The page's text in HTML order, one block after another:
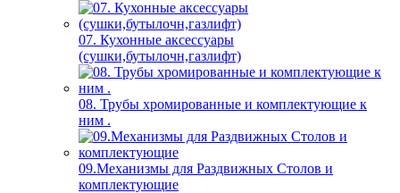
07. Кухонные аксессуары
(сушки,бутылочн,газлифт)
08. Трубы хромированные и комплектующие к
ним .
09.Механизмы для Раздвижных Столов и
комплектующие